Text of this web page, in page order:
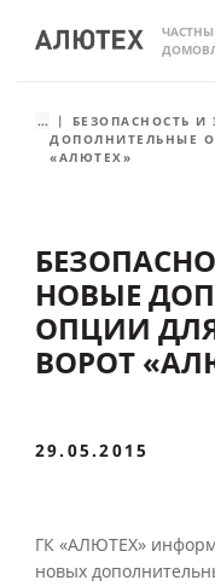
...
БЕЗОПАСНОСТЬ И
ДОПОЛНИТЕЛЬНЫЕ
«АЛЮТЕХ»
НОВЫЕ
ОПЦИИ
ВОРОТ
29.05.2015
ГК «АЛЮТЕХ»
новых